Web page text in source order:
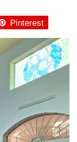
Pinterest